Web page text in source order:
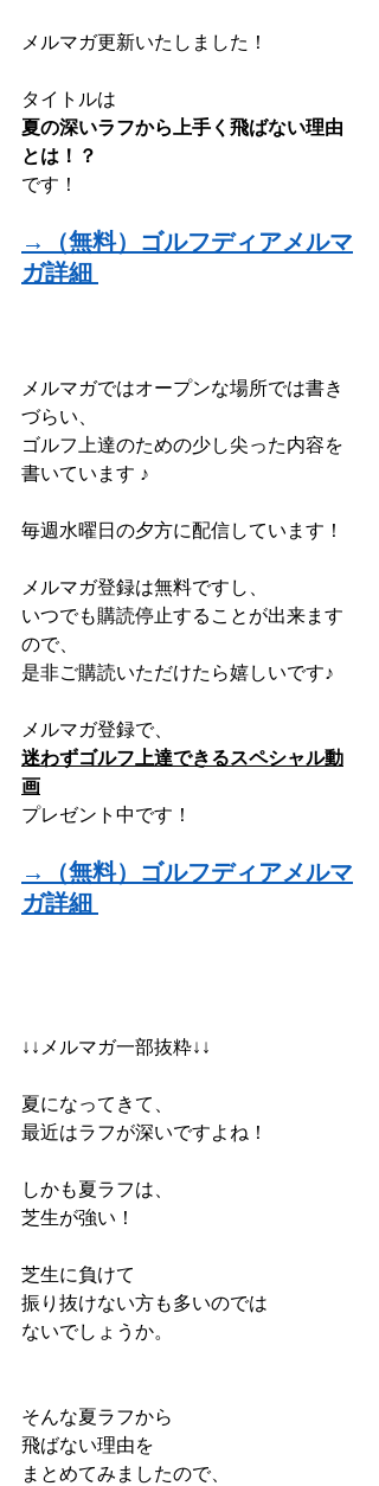
メルマガ更新いたしました！
タイトルは
夏の深いラフから上手く飛ばない理由
とは！？
です！
→（無料）ゴルフディアメルマ
ガ詳細
メルマガではオープンな場所では書き
づらい、
ゴルフ上達のための少し尖った内容を
書いています ♪
毎週水曜日の夕方に配信しています！
メルマガ登録は無料ですし、
いつでも購読停止することが出来ます
ので、
是非ご購読いただけたら嬉しいです♪
メルマガ登録で、
迷わずゴルフ上達できるスペシャル動
画
プレゼント中です！
→（無料）ゴルフディアメルマ
ガ詳細
↓↓メルマガ一部抜粋↓↓
夏になってきて、
最近はラフが深いですよね！
しかも夏ラフは、
芝生が強い！
芝生に負けて
振り抜けない方も多いのでは
ないでしょうか。
そんな夏ラフから
飛ばない理由を
まとめてみましたので、